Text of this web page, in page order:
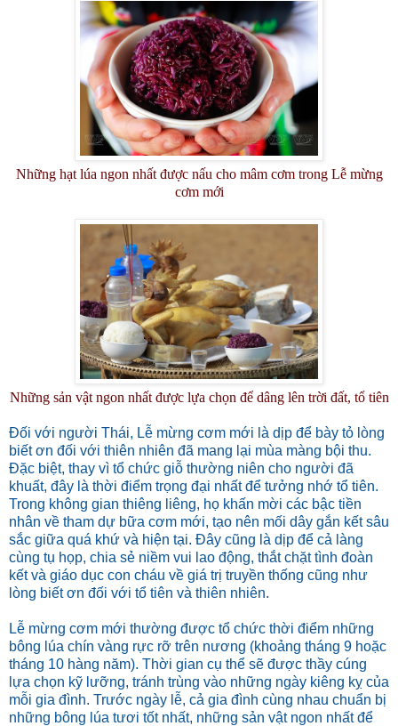
Những hạt lúa ngon nhất được nấu cho mâm cơm trong Lễ mừng
cơm mới
Những sản vật ngon nhất được lựa chọn để dâng lên trời đất, tổ tiên
Đối với người Thái, Lễ mừng cơm mới là dịp để bày tỏ lòng
biết ơn đối với thiên nhiên đã mang lại mùa màng bội thu.
Đặc biệt, thay vì tổ chức giỗ thường niên cho người đã
khuất, đây là thời điểm trọng đại nhất để tưởng nhớ tổ tiên.
Trong không gian thiêng liêng, họ khấn mời các bậc tiền
nhân về tham dự bữa cơm mới, tạo nên mối dây gắn kết sâu
sắc giữa quá khứ và hiện tại. Đây cũng là dịp để cả làng
cùng tụ họp, chia sẻ niềm vui lao động, thắt chặt tình đoàn
kết và giáo dục con cháu về giá trị truyền thống cũng như
lòng biết ơn đối với tổ tiên và thiên nhiên.
Lễ mừng cơm mới thường được tổ chức thời điểm những
bông lúa chín vàng rực rỡ trên nương (khoảng tháng 9 hoặc
tháng 10 hàng năm). Thời gian cụ thể sẽ được thầy cúng
lựa chọn kỹ lưỡng, tránh trùng vào những ngày kiêng kỵ của
mỗi gia đình. Trước ngày lễ, cả gia đình cùng nhau chuẩn bị
những bông lúa tươi tốt nhất, những sản vật ngon nhất để